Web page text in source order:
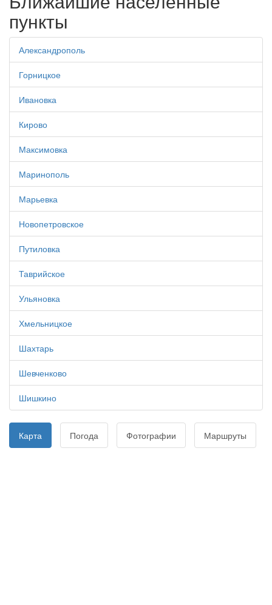
пункты
Александрополь
Горницкое
Ивановка
Кирово
Максимовка
Маринополь
Марьевка
Новопетровское
Путиловка
Таврийское
Ульяновка
Хмельницкое
Шахтарь
Шевченково
Шишкино
Карта Погода Фотографии Маршруты